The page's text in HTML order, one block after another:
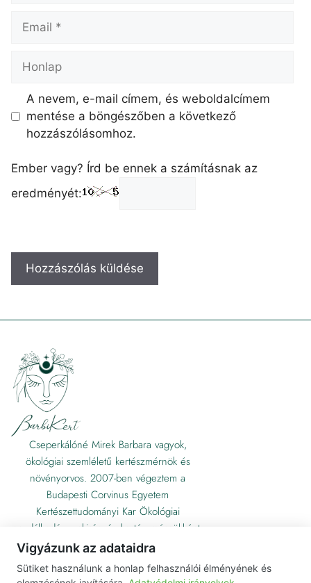
A nevem, e-mail címem, és weboldalcímem
mentése a böngészőben a következő
hozzászólásomhoz.
Ember vagy? Írd be ennek a számításnak az
eredményét:
Cseperkálóné Mirek Barbara vagyok,
ökológiai szemléletű kertészmérnök és
növényorvos. 2007-ben végeztem a
Budapesti Corvinus Egyetem
Kertészettudományi Kar Ökológiai
gazdálkodás szakirányán kertészmérnökként,
majd 2012-ben Gödöllőn növényorvosként.
Vigyázunk az adataidra
Sütiket használunk a honlap felhasználói élményének és